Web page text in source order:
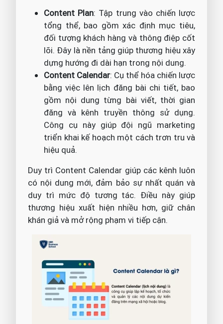
Content Plan: Tập trung vào chiến lược
tổng thể, bao gồm xác định mục tiêu,
đối tượng khách hàng và thông điệp cốt
lõi. Đây là nền tảng giúp thương hiệu xây
dựng hướng đi dài hạn trong nội dung.
Content Calendar: Cụ thể hóa chiến lược
bằng việc lên lịch đăng bài chi tiết, bao
gồm nội dung từng bài viết, thời gian
đăng và kênh truyền thông sử dụng.
Công cụ này giúp đội ngũ marketing
triển khai kế hoạch một cách trơn tru và
hiệu quả.
Duy trì Content Calendar giúp các kênh luôn
có nội dung mới, đảm bảo sự nhất quán và
duy trì mức độ tương tác. Điều này giúp
thương hiệu xuất hiện nhiều hơn, giữ chân
khán giả và mở rộng phạm vi tiếp cận.